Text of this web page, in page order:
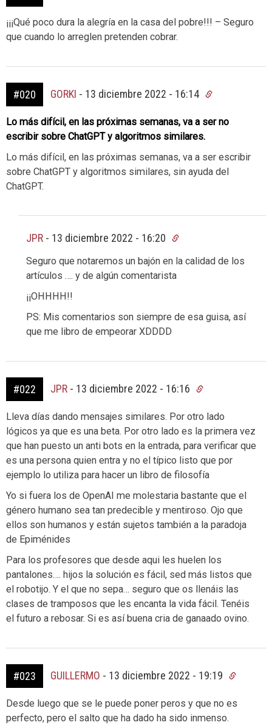
¡¡¡Qué poco dura la alegría en la casa del pobre!!! – Seguro
que cuando lo arreglen pretenden cobrar.
#020 GORKI - 13 diciembre 2022 - 16:14
Lo más difícil, en las próximas semanas, va a ser no
escribir sobre ChatGPT y algoritmos similares.
Lo más difícil, en las próximas semanas, va a ser escribir
sobre ChatGPT y algoritmos similares, sin ayuda del
ChatGPT.
JPR - 13 diciembre 2022 - 16:20
Seguro que notaremos un bajón en la calidad de los
artículos …. y de algún comentarista
¡¡OHHHH!!
PS: Mis comentarios son siempre de esa guisa, así
que me libro de empeorar XDDDD
#022 JPR - 13 diciembre 2022 - 16:16
Lleva días dando mensajes similares. Por otro lado
lógicos ya que es una beta. Por otro lado es la primera vez
que han puesto un anti bots en la entrada, para verificar que
es una persona quien entra y no el típico listo que por
ejemplo lo utiliza para hacer un libro de filosofía
Yo si fuera los de OpenAI me molestaria bastante que el
género humano sea tan predecible y mentiroso. Ojo que
ellos son humanos y están sujetos también a la paradoja
de Epiménides
Para los profesores que desde aqui les huelen los
pantalones…. hijos la solución es fácil, sed más listos que
el robotijo. Y el que no sepa… seguro que os llenáis las
clases de tramposos que les encanta la vida fácil. Tenéis
el futuro a rebosar. Si es así buena cria de ganaado ovino.
#023 GUILLERMO - 13 diciembre 2022 - 19:19
Desde luego que se le puede poner peros y que no es
perfecto, pero el salto que ha dado ha sido inmenso.